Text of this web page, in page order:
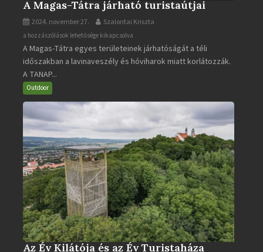
A Magas-Tátra járható turistaútjai
2024. november 27. Szalontai Kriszta
A
Magas-
Tátra
járható
turistaútjai
a hozzászólások lehetősége kikapcsolva
A Magas-Tátra egyes területeinek járhatóságát a téli
időszakban a lavinaveszély és hóviharok miatt korlátozzák.
A TANAP...
Outdoor
Az Év Kilátója és az Év Turistaháza